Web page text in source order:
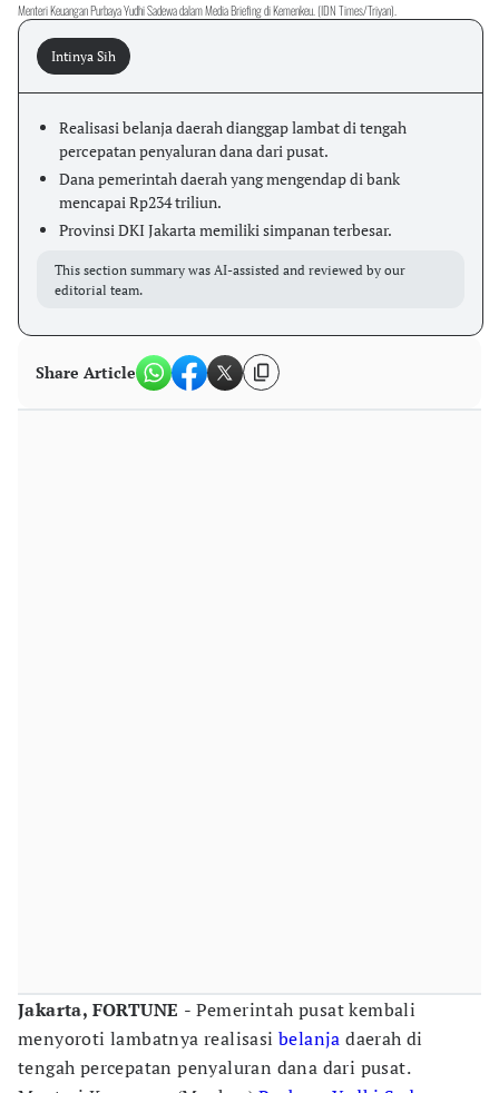
Menteri Keuangan Purbaya Yudhi Sadewa dalam Media Briefing di Kemenkeu. (IDN Times/Triyan).
Intinya Sih
Realisasi belanja daerah dianggap lambat di tengah
percepatan penyaluran dana dari pusat.
Dana pemerintah daerah yang mengendap di bank
mencapai Rp234 triliun.
Provinsi DKI Jakarta memiliki simpanan terbesar.
This section summary was AI-assisted and reviewed by our
editorial team.
Share Article
Jakarta, FORTUNE - Pemerintah pusat kembali
menyoroti lambatnya realisasi belanja daerah di
tengah percepatan penyaluran dana dari pusat.